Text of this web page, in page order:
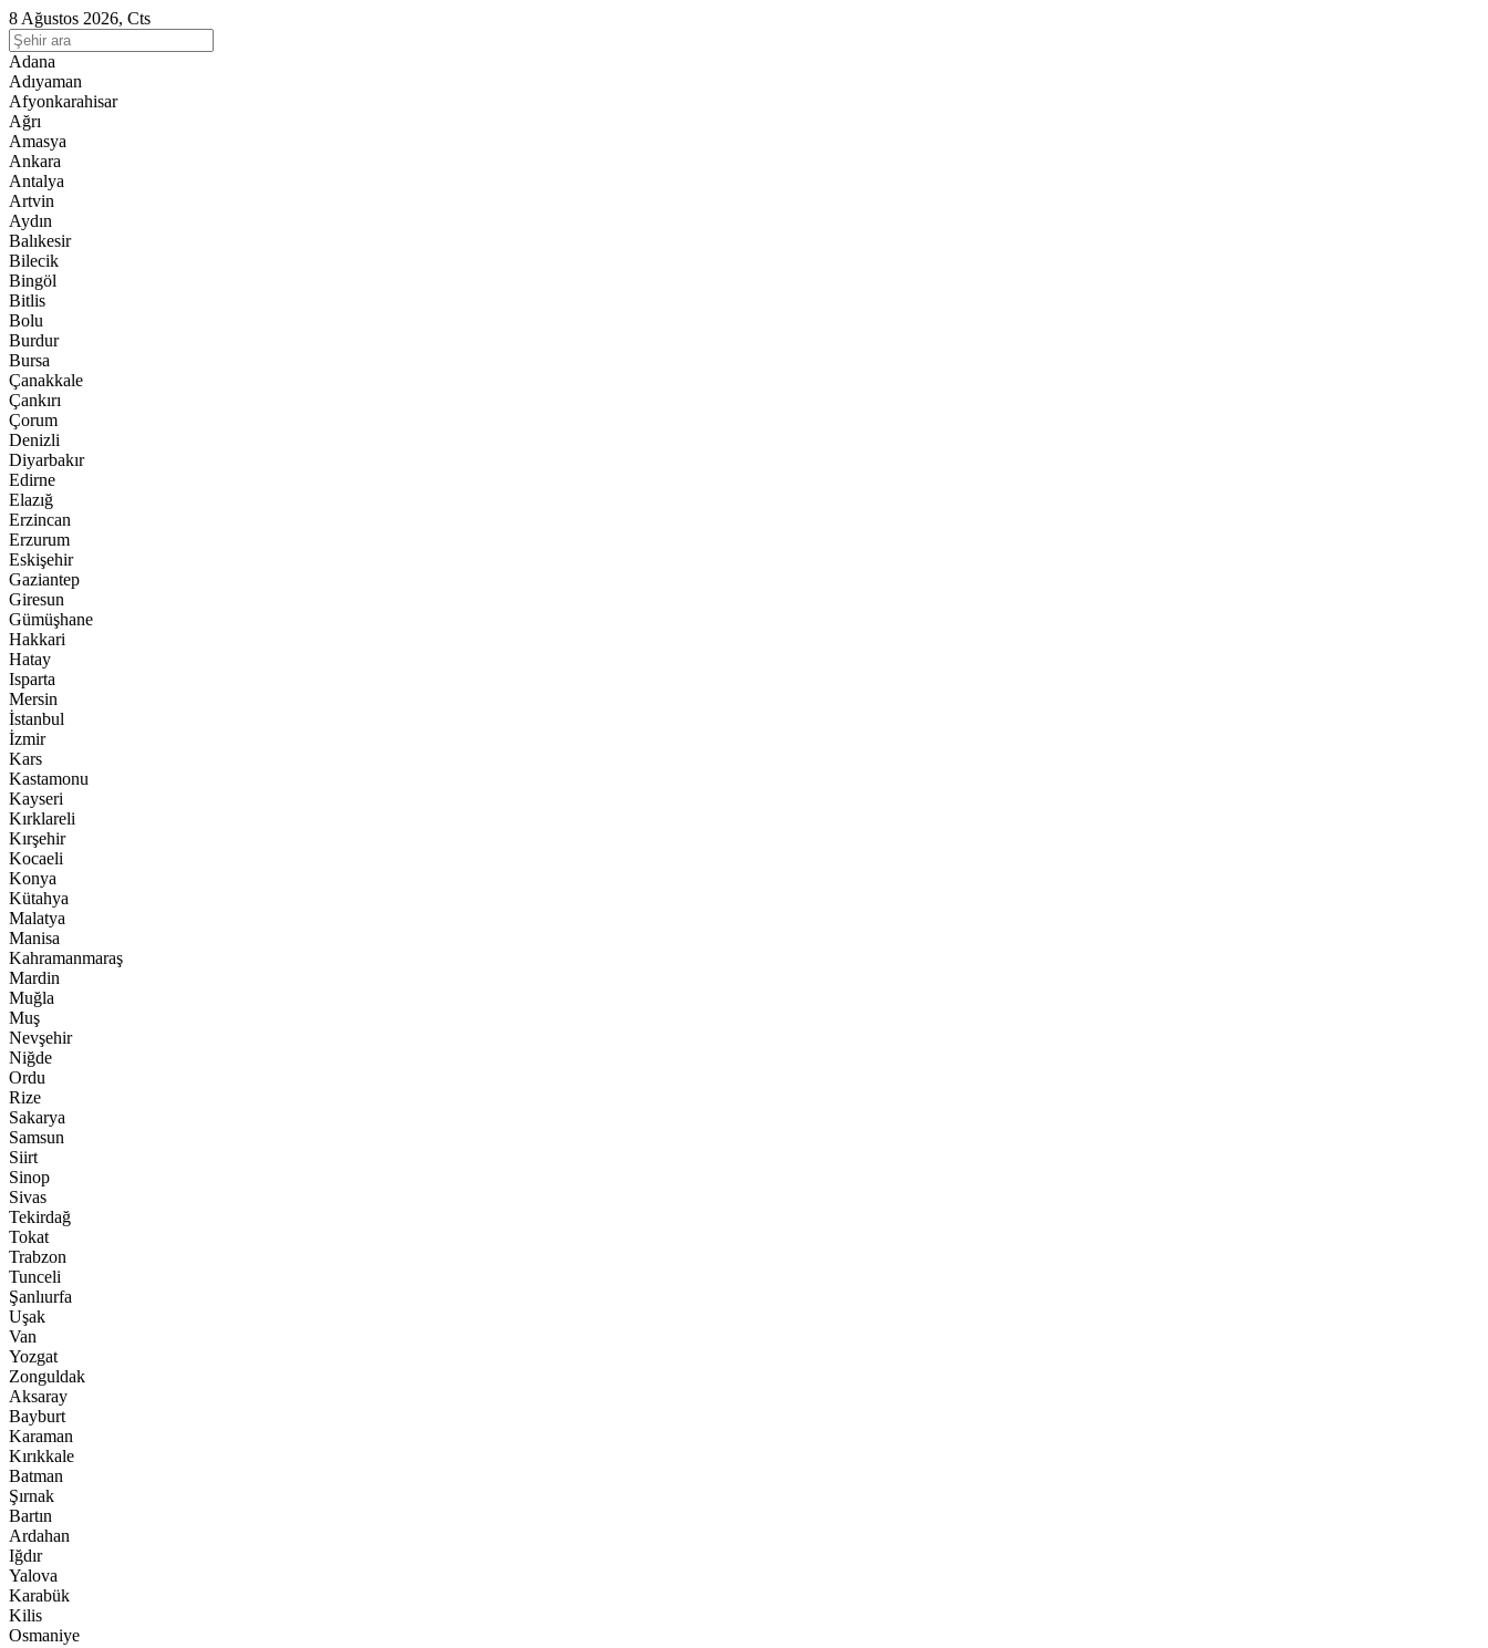
8 Ağustos 2026, Cts
Adana
Adıyaman
Afyonkarahisar
Ağrı
Amasya
Ankara
Antalya
Artvin
Aydın
Balıkesir
Bilecik
Bingöl
Bitlis
Bolu
Burdur
Bursa
Çanakkale
Çankırı
Çorum
Denizli
Diyarbakır
Edirne
Elazığ
Erzincan
Erzurum
Eskişehir
Gaziantep
Giresun
Gümüşhane
Hakkari
Hatay
Isparta
Mersin
İstanbul
İzmir
Kars
Kastamonu
Kayseri
Kırklareli
Kırşehir
Kocaeli
Konya
Kütahya
Malatya
Manisa
Kahramanmaraş
Mardin
Muğla
Muş
Nevşehir
Niğde
Ordu
Rize
Sakarya
Samsun
Siirt
Sinop
Sivas
Tekirdağ
Tokat
Trabzon
Tunceli
Şanlıurfa
Uşak
Van
Yozgat
Zonguldak
Aksaray
Bayburt
Karaman
Kırıkkale
Batman
Şırnak
Bartın
Ardahan
Iğdır
Yalova
Karabük
Kilis
Osmaniye